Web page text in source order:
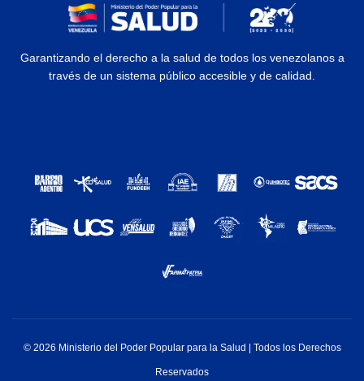
Garantizando el derecho a la salud de todos los venezolanos a
través de un sistema público accesible y de calidad.
© 2026 Ministerio del Poder Popular para la Salud | Todos los Derechos
Reservados